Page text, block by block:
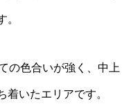
。
の色合いが強く、中上
いたエリアです。